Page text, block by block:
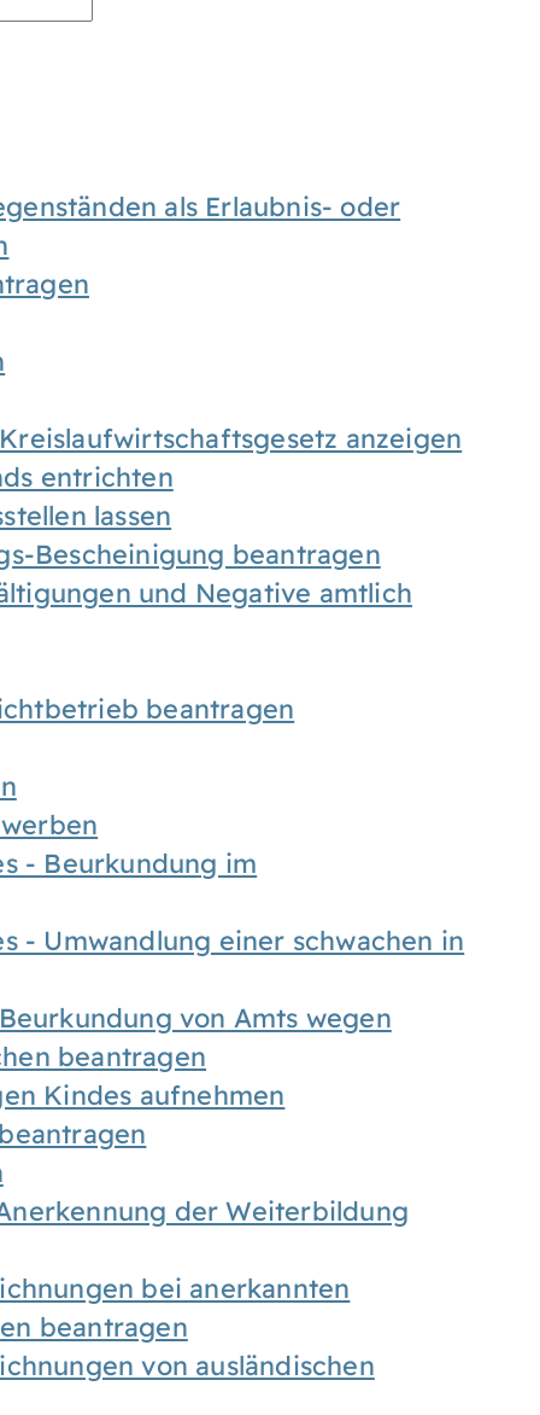
als Erlaubnis- oder
anzeigen
entrichten
lassen
Bescheinigung beantragen
und Negative amtlich
beantragen
- Beurkundung im
- Umwandlung einer schwachen in
von Amts wegen
beantragen
Kindes aufnehmen
der Weiterbildung
bei anerkannten
beantragen
von ausländischen